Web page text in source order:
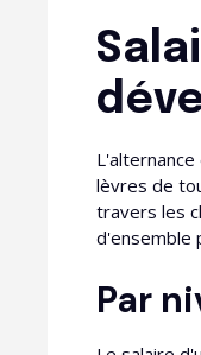
lèvres de
travers les
d'ensemble
Par